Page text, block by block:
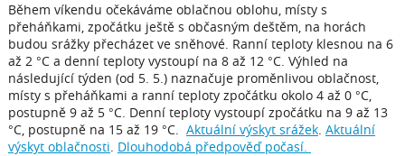
Během víkendu očekáváme oblačnou oblohu, místy s
přeháňkami, zpočátku ještě s občasným deštěm, na horách
budou srážky přecházet ve sněhové. Ranní teploty klesnou na 6
až 2 °C a denní teploty vystoupí na 8 až 12 °C. Výhled na
následující týden (od 5. 5.) naznačuje proměnlivou oblačnost,
místy s přeháňkami a ranní teploty zpočátku okolo 4 až 0 °C,
postupně 9 až 5 °C. Denní teploty vystoupí zpočátku na 9 až 13
°C, postupně na 15 až 19 °C. Aktuální výskyt srážek. Aktuální
výskyt oblačnosti. Dlouhodobá předpověď počasí.